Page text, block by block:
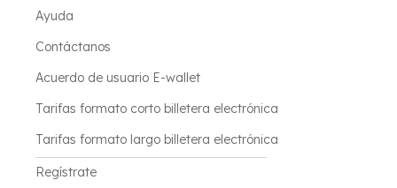
Ayuda
Contáctanos
Acuerdo de usuario E-wallet
Tarifas formato corto billetera electrónica
Tarifas formato largo billetera electrónica
Regístrate